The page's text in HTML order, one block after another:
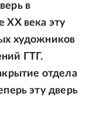
в
ХХ века эту
художников
ГТГ.
отдела
эту дверь